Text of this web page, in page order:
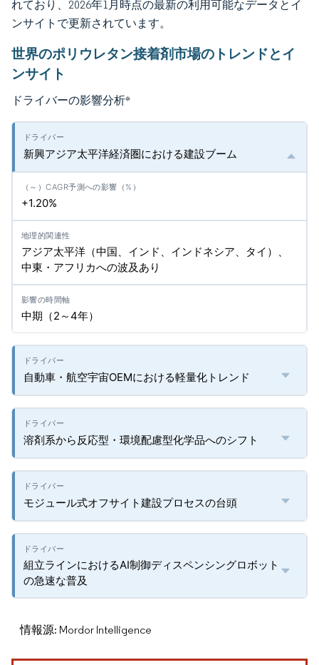
れており、2026年1月時点の最新の利用可能なデータとイ
ンサイトで更新されています。
世界のポリウレタン接着剤市場のトレンドとイ
ンサイト
ドライバーの影響分析*
新興アジア太平洋経済圏における建設ブーム
+1.20%
アジア太平洋（中国、インド、インドネシア、タイ）、
中東・アフリカへの波及あり
中期（2～4年）
自動車・航空宇宙OEMにおける軽量化トレンド
溶剤系から反応型・環境配慮型化学品へのシフト
モジュール式オフサイト建設プロセスの台頭
組立ラインにおけるAI制御ディスペンシングロボット
の急速な普及
情報源: Mordor Intelligence